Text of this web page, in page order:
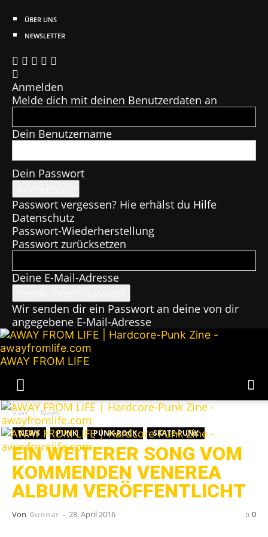
ÜBER UNS
NEWSLETTER
Anmelden
Melde dich mit deinen Benutzerdaten an
Dein Benutzername
Dein Passwort
Passwort vergessen? Hie erhälst du Hilfe
Datenschutz
Passwort-Wiederherstellung
Passwort zurücksetzen
Deine E-Mail-Adresse
Wir senden dir ein Passwort an deine von dir
angegebene E-Mail-Adresse
AWAY FROM LIFE
Start
News
NEWS
PUNK PUNK-ROCK SKATE-PUNK
EIN WEITERER SONG VOM
KOMMENDEN VENEREA
ALBUM VERÖFFENTLICHT
Von Gunnar - 28. April 2016 0